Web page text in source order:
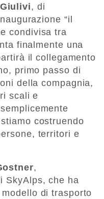
, di
“il
condivisa tra
finalmente una
il collegamento
primo passo di
della compagnia,
scali e
costruendo
territori e
,
SkyAlps, che ha
di trasporto